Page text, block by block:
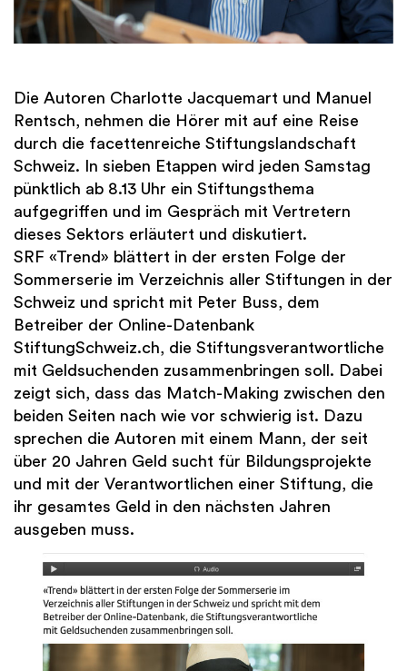
Die Autoren Charlotte Jacquemart und Manuel
Rentsch, nehmen die Hörer mit auf eine Reise
durch die facettenreiche Stiftungslandschaft
Schweiz. In sieben Etappen wird jeden Samstag
pünktlich ab 8.13 Uhr ein Stiftungsthema
aufgegriffen und im Gespräch mit Vertretern
dieses Sektors erläutert und diskutiert.
SRF «Trend» blättert in der ersten Folge der
Sommerserie im Verzeichnis aller Stiftungen in der
Schweiz und spricht mit Peter Buss, dem
Betreiber der Online-Datenbank
StiftungSchweiz.ch, die Stiftungsverantwortliche
mit Geldsuchenden zusammenbringen soll. Dabei
zeigt sich, dass das Match-Making zwischen den
beiden Seiten nach wie vor schwierig ist. Dazu
sprechen die Autoren mit einem Mann, der seit
über 20 Jahren Geld sucht für Bildungsprojekte
und mit der Verantwortlichen einer Stiftung, die
ihr gesamtes Geld in den nächsten Jahren
ausgeben muss.